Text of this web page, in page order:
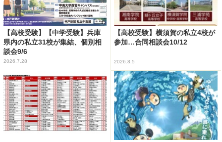
【高校受験】【中学受験】兵庫
県内の私立31校が集結、個別相
談会9/6
2026.7.28
【高校受験】横須賀の私立4校が
参加…合同相談会10/12
2026.8.5